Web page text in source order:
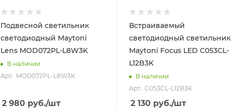
Подвесной светильник
светодиодный Maytoni
Lens MOD072PL-L8W3K
В наличии
Арт.: MOD072PL-L8W3K
2 980руб./шт
Встраиваемый
светодиодный светильник
Maytoni Focus LED C053CL-
L12B3K
В наличии
Арт.: C053CL-L12B3K
2 130 руб./шт